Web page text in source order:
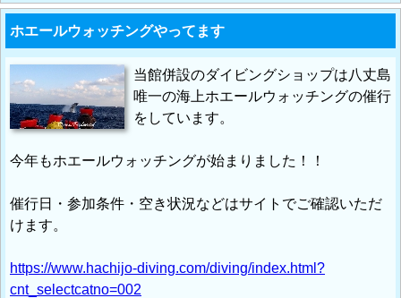
ホエールウォッチングやってます
当館併設のダイビングショップは八丈島
唯一の海上ホエールウォッチングの催行
をしています。
今年もホエールウォッチングが始まりました！！
催行日・参加条件・空き状況などはサイトでご確認いただ
けます。
https://www.hachijo-diving.com/diving/index.html?
cnt_selectcatno=002